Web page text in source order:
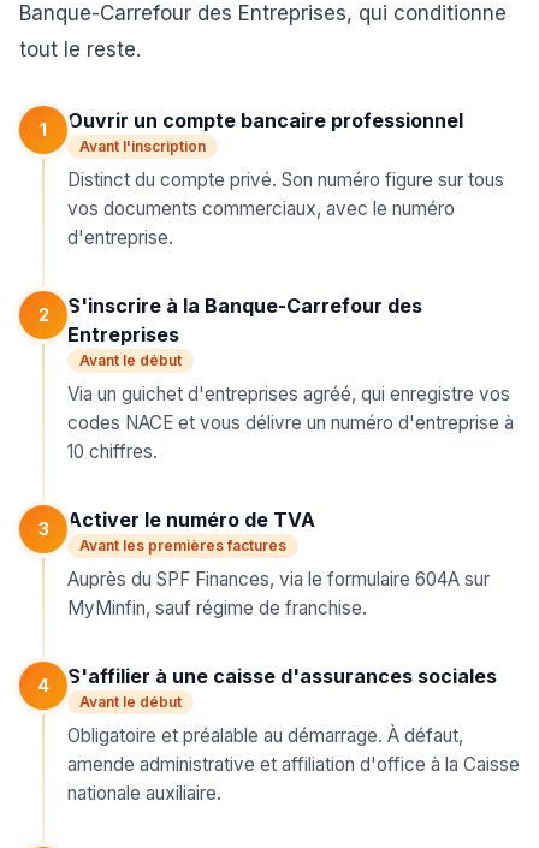
Banque-Carrefour des Entreprises, qui conditionne
tout le reste.
1 Ouvrir un compte bancaire professionnel
Avant l'inscription
Distinct du compte privé. Son numéro figure sur tous
vos documents commerciaux, avec le numéro
d'entreprise.
2
S'inscrire à la Banque-Carrefour des
Entreprises
Avant le début
Via un guichet d'entreprises agréé, qui enregistre vos
codes NACE et vous délivre un numéro d'entreprise à
10 chiffres.
3 Activer le numéro de TVA
Avant les premières factures
Auprès du SPF Finances, via le formulaire 604A sur
MyMinfin, sauf régime de franchise.
4 S'affilier à une caisse d'assurances sociales
Avant le début
Obligatoire et préalable au démarrage. À défaut,
amende administrative et affiliation d'office à la Caisse
nationale auxiliaire.